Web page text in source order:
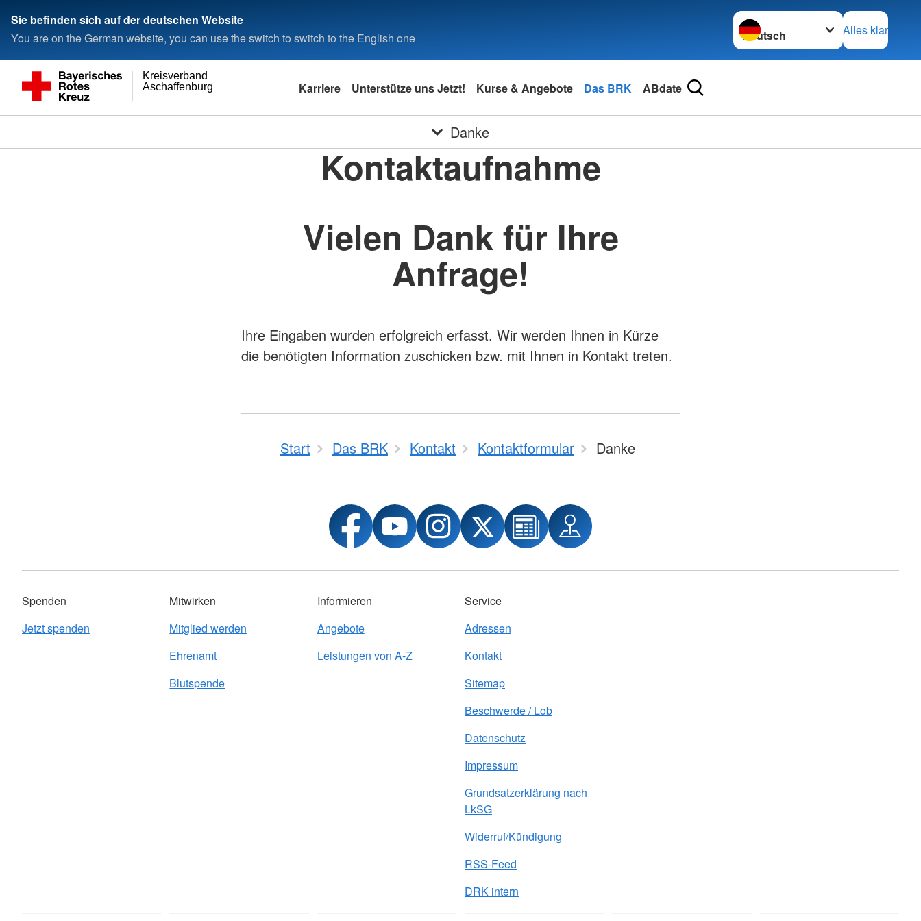
Sie befinden sich auf der deutschen Website
You are on the German website, you can use the switch to switch to the English one
Sprache wechseln zu
Alles klar
Aschaffenburg
Kreisverband
Karriere Unterstütze uns Jetzt! Kurse & Angebote Das BRK ABdate
Danke
Kontaktaufnahme
Vielen Dank für Ihre
Anfrage!
Ihre Eingaben wurden erfolgreich erfasst. Wir werden Ihnen in Kürze
die benötigten Information zuschicken bzw. mit Ihnen in Kontakt treten.
Start Das BRK Kontakt Kontaktformular Danke
Spenden
Jetzt spenden
Mitwirken
Mitglied werden
Ehrenamt
Blutspende
Informieren
Angebote
Leistungen von A-Z
Service
Adressen
Kontakt
Sitemap
Beschwerde / Lob
Datenschutz
Impressum
Grundsatzerklärung nach
LkSG
Widerruf/Kündigung
RSS-Feed
DRK intern